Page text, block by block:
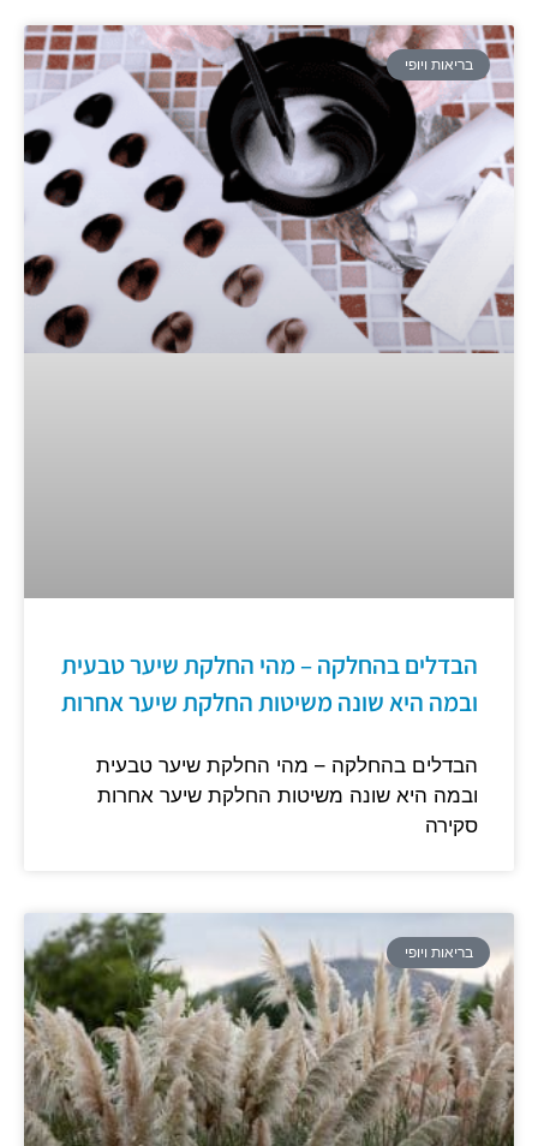
בריאות ויופי
הבדלים בהחלקה – מהי החלקת שיער טבעית
ובמה היא שונה משיטות החלקת שיער אחרות
הבדלים בהחלקה – מהי החלקת שיער טבעית
ובמה היא שונה משיטות החלקת שיער אחרות
סקירה
בריאות ויופי